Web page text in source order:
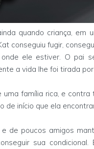
quando criança,
conseguiu fugir,
ele estiver. O pai
a vida lhe foi tirada
uma família rica, e
de início que ela
de poucos amigos
sua